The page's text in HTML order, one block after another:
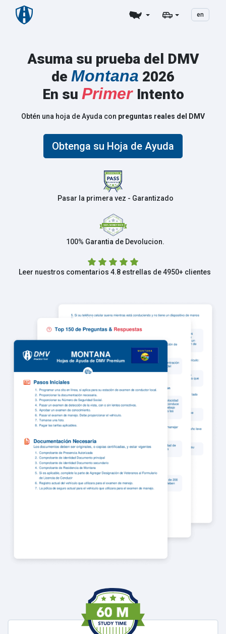
en
Asuma su prueba del DMV
de Montana 2026
En su Primer Intento
Obtén una hoja de Ayuda con preguntas reales del DMV
Obtenga su Hoja de Ayuda
Pasar la primera vez - Garantizado
100% Garantia de Devolucion.
Leer nuestros comentarios 4.8 estrellas de 4950+ clientes